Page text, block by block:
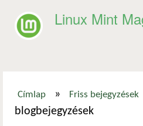
Linux Mint
Jelenlegi hely
Címlap » Friss bejegyzések
blogbejegyzések